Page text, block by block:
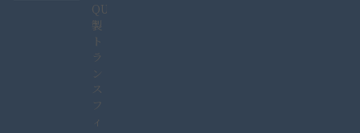
QUCC
製
ト
ラ
ン
ス
フ
ィ